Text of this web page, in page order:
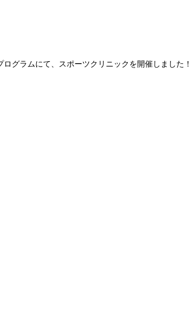
グラムにて、スポーツクリニックを開催しました！